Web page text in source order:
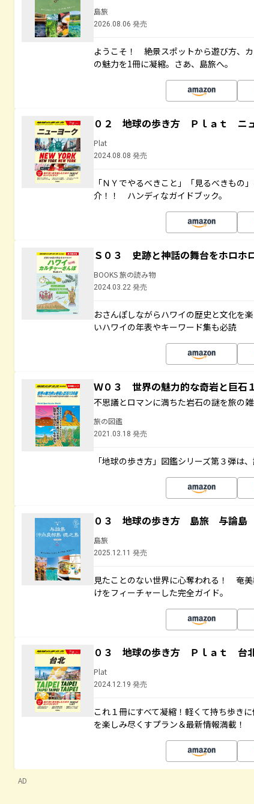
島旅
2026.08.06 発売
ようこそ！ 絶景スポットから遊び方、
の魅力を1冊に凝縮。さあ、島旅へ。
０２ 地球の歩き方 Ｐｌａｔ ニ
Plat
2024.08.08 発売
「ＮＹでやるべきこと」「見るべきもの
介！！ ハンディなガイドブック。
Ｓ０３ 史跡と神話の舞台をホロ
BOOKS 旅の読み物
2024.03.22 発売
おさんぽしながらハワイの歴史と文化を
いハワイの年表やキーワード集も必読
Ｗ０３ 世界の魅力的な奇岩と巨石
不思議とロマンに満ちた岩石の謎を旅の
旅の図鑑
2021.03.18 発売
「地球の歩き方」図鑑シリーズ第３弾は
０３ 地球の歩き方 島旅 与論島
島旅
2025.12.11 発売
見たことのない世界に心奪われる！ 奄
けをフィーチャーした完全ガイド。
０３ 地球の歩き方 Ｐｌａｔ 台
Plat
2024.12.19 発売
これ１冊にすべて凝縮！軽くて持ち歩き
を楽しみ尽くすプラン＆最新情報満載！
AD